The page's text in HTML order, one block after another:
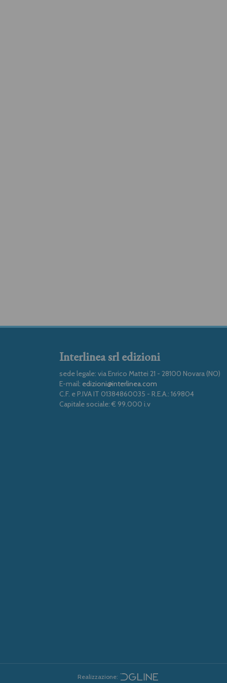
Interlinea srl edizioni
sede legale: via Enrico Mattei 21 - 28100 Novara (NO)
E-mail: edizioni@interlinea.com
C.F. e P.IVA IT 01384860035 - R.E.A.: 169804
Capitale sociale: € 99.000 i.v
Realizzazione: